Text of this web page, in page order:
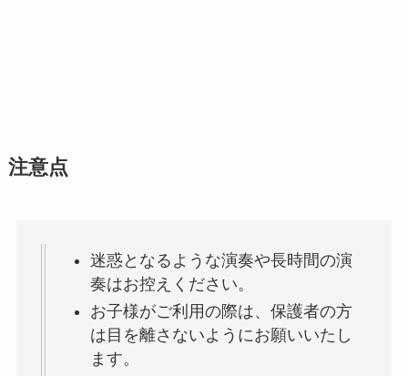
注意点
迷惑となるような演奏や長時間の演
奏はお控えください。
お子様がご利用の際は、保護者の方
は目を離さないようにお願いいたし
ます。